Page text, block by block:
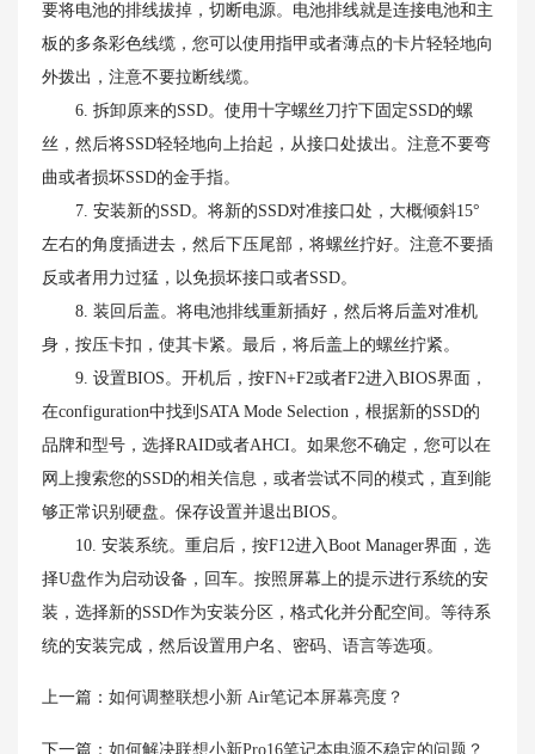
要将电池的排线拔掉，切断电源。电池排线就是连接电池和主
板的多条彩色线缆，您可以使用指甲或者薄点的卡片轻轻地向
外拨出，注意不要拉断线缆。
6. 拆卸原来的SSD。使用十字螺丝刀拧下固定SSD的螺
丝，然后将SSD轻轻地向上抬起，从接口处拔出。注意不要弯
曲或者损坏SSD的金手指。
7. 安装新的SSD。将新的SSD对准接口处，大概倾斜15°
左右的角度插进去，然后下压尾部，将螺丝拧好。注意不要插
反或者用力过猛，以免损坏接口或者SSD。
8. 装回后盖。将电池排线重新插好，然后将后盖对准机
身，按压卡扣，使其卡紧。最后，将后盖上的螺丝拧紧。
9. 设置BIOS。开机后，按FN+F2或者F2进入BIOS界面，
在configuration中找到SATA Mode Selection，根据新的SSD的
品牌和型号，选择RAID或者AHCI。如果您不确定，您可以在
网上搜索您的SSD的相关信息，或者尝试不同的模式，直到能
够正常识别硬盘。保存设置并退出BIOS。
10. 安装系统。重启后，按F12进入Boot Manager界面，选
择U盘作为启动设备，回车。按照屏幕上的提示进行系统的安
装，选择新的SSD作为安装分区，格式化并分配空间。等待系
统的安装完成，然后设置用户名、密码、语言等选项。
上一篇： 如何调整联想小新 Air笔记本屏幕亮度？
下一篇： 如何解决联想小新Pro16笔记本电源不稳定的问题？